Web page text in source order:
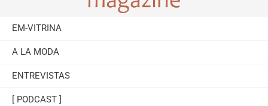
EM-VITRINA
A LA MODA
ENTREVISTAS
[ PODCAST ]